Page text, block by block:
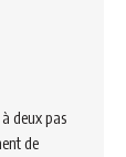
deux pas
de